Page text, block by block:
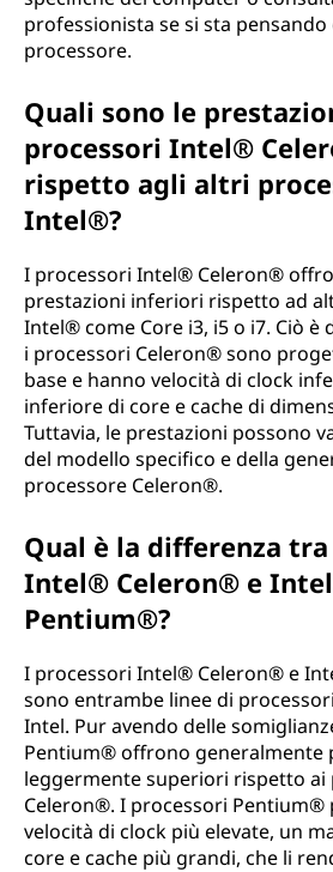
professionista se si sta
processore.
Quali sono le
processori Intel®
rispetto agli altri
Intel®?
I processori Intel® Celeron®
prestazioni inferiori rispetto ad
Intel® come Core i3, i5 o i7. Ciò è
i processori Celeron® sono
base e hanno velocità di clock
inferiore di core e cache di
Tuttavia, le prestazioni possono
del modello specifico e della
processore Celeron®.
Qual è la differenza
Intel® Celeron® e
Pentium®?
I processori Intel® Celeron® e
sono entrambe linee di
Intel. Pur avendo delle
Pentium® offrono generalmente
leggermente superiori rispetto ai
Celeron®. I processori Pentium®
velocità di clock più elevate, un
core e cache più grandi, che li